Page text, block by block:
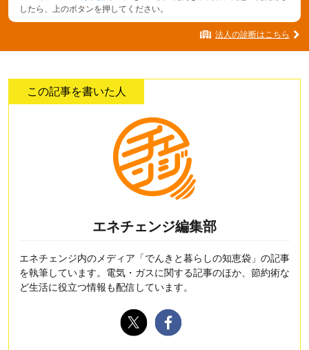
したら、上のボタンを押してください。
法人の診断はこちら
この記事を書いた人
エネチェンジ編集部
エネチェンジ内のメディア「でんきと暮らしの知恵袋」の記事
を執筆しています。電気・ガスに関する記事のほか、節約術な
ど生活に役立つ情報も配信しています。